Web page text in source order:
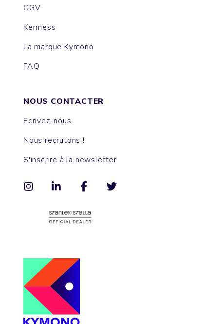
CGV
Kermess
La marque Kymono
FAQ
NOUS CONTACTER
Ecrivez-nous
Nous recrutons !
S'inscrire à la newsletter